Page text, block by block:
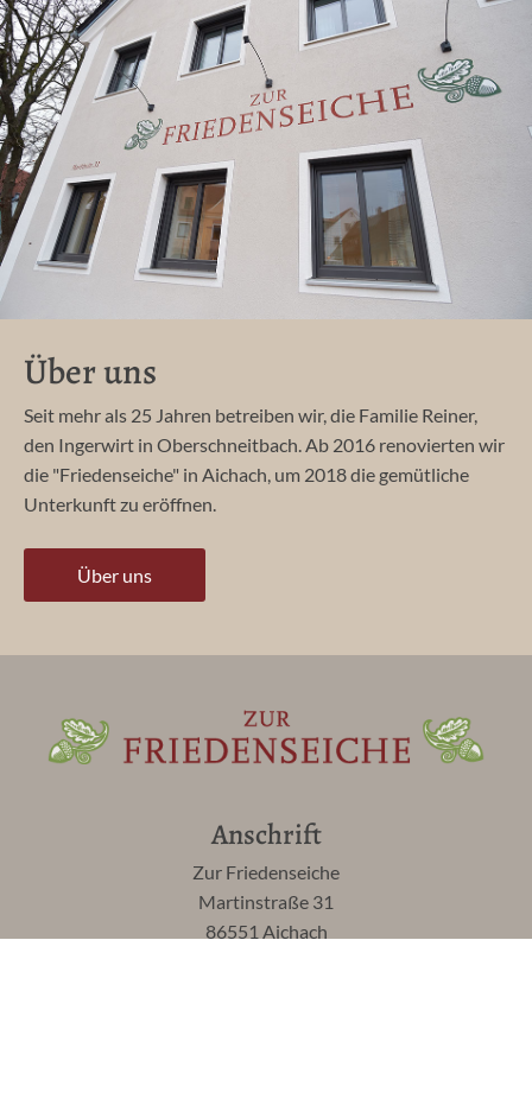
Über uns
Seit mehr als 25 Jahren betreiben wir, die Familie Reiner,
den Ingerwirt in Oberschneitbach. Ab 2016 renovierten wir
die "Friedenseiche" in Aichach, um 2018 die gemütliche
Unterkunft zu eröffnen.
Über uns
Anschrift
Zur Friedenseiche
Martinstraße 31
86551 Aichach